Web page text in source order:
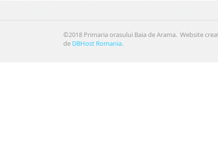
©2018 Primaria orasului Baia de Arama. Website
de DBHost Romania.